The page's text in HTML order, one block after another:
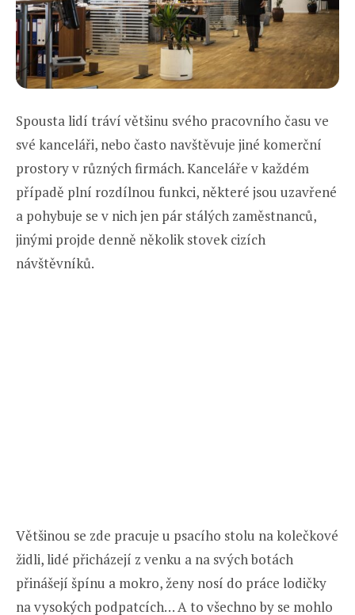
Spousta lidí tráví většinu svého pracovního času ve
své kanceláři, nebo často navštěvuje jiné komerční
prostory v různých firmách. Kanceláře v každém
případě plní rozdílnou funkci, některé jsou uzavřené
a pohybuje se v nich jen pár stálých zaměstnanců,
jinými projde denně několik stovek cizích
návštěvníků.
Většinou se zde pracuje u psacího stolu na kolečkové
židli, lidé přicházejí z venku a na svých botách
přinášejí špínu a mokro, ženy nosí do práce lodičky
na vysokých podpatcích… A to všechno by se mohlo